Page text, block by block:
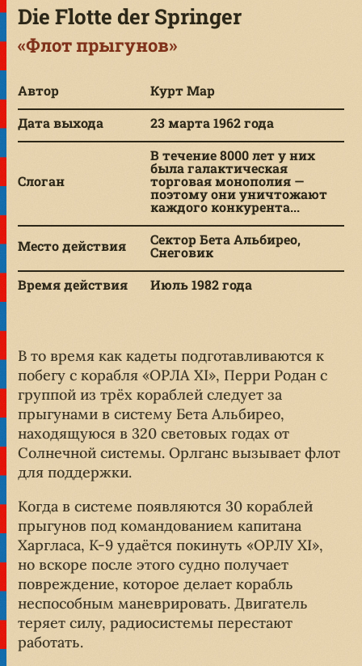
Die Flotte der Springer
«Флот прыгунов»
Автор
Курт Мар
Дата выхода
23 марта 1962 года
Слоган
В течение 8000 лет у них
была галактическая
торговая монополия —
поэтому они уничтожают
каждого конкурента...
Место действия Сектор Бета Альбирео,
Снеговик
Время действия
Июль 1982 года
В то время как кадеты подготавливаются к
побегу с корабля «ОРЛА XI», Перри Родан с
группой из трёх кораблей следует за
прыгунами в систему Бета Альбирео,
находящуюся в 320 световых годах от
Солнечной системы. Орлганс вызывает флот
для поддержки.
Когда в системе появляются 30 кораблей
прыгунов под командованием капитана
Харгласа, K-9 удаётся покинуть «ОРЛУ XI»,
но вскоре после этого судно получает
повреждение, которое делает корабль
неспособным маневрировать. Двигатель
теряет силу, радиосистемы перестают
работать.